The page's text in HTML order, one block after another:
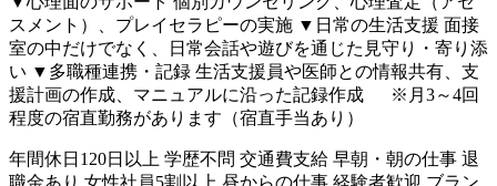
スメント）、プレイセラピーの実施 ▼日常の生活支援 面接
室の中だけでなく、日常会話や遊びを通じた見守り・寄り添
い ▼多職種連携・記録 生活支援員や医師との情報共有、支
援計画の作成、マニュアルに沿った記録作成 ※月3～4回
程度の宿直勤務があります（宿直手当あり）
年間休日120日以上 学歴不問 交通費支給 早朝・朝の仕事 退
職金あり 女性社員5割以上 昼からの仕事 経験者歓迎 ブラン